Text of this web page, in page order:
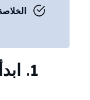
1.